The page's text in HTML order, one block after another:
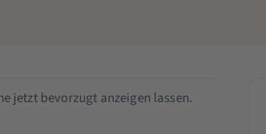
jetzt bevorzugt anzeigen lassen.